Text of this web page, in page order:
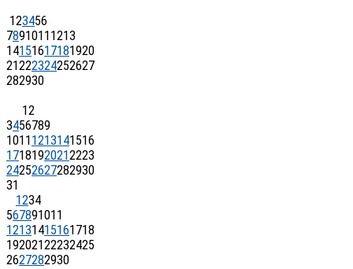
123456
78910111213
14151617181920
21222324252627
282930
12
3456789
10111213141516
17181920212223
24252627282930
31
1234
567891011
12131415161718
19202122232425
2627282930